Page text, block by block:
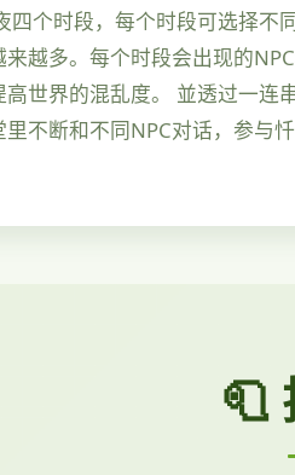
个时段，每个时段可选择不
越多。每个时段会出现的
世界的混乱度。 並透过一
不断和不同NPC对话，参与
🧻